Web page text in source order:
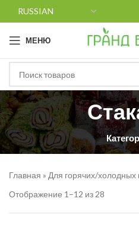
МЕНЮ
Главная » Для горячих/холодных
Отображение 1–12 из 28